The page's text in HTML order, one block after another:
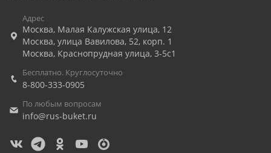
Адрес
Москва, Малая Калужская улица, 12
Москва, улица Вавилова, 52, корп. 1
Москва, Краснопрудная улица, 3-5с1
Бесплатно. Круглосуточно
8-800-333-0905
По любым вопросам
info@rus-buket.ru